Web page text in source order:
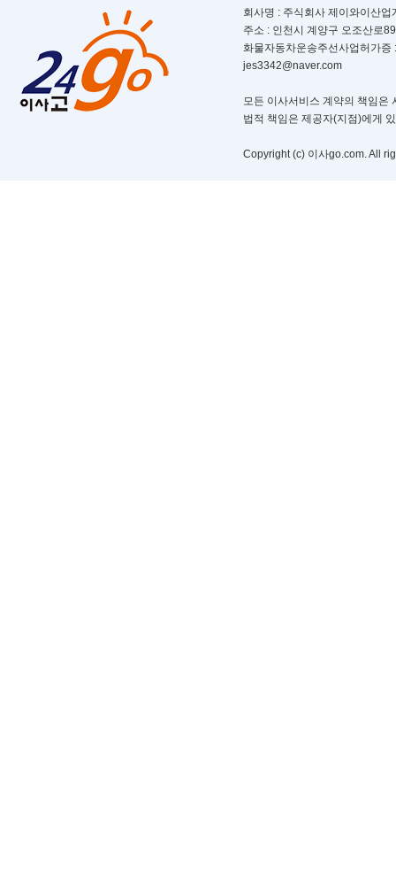
회사명 : 주식회사 제이와이산
주소 : 인천시 계양구 오조산로
화물자동차운송주선사업허가
jes3342@naver.com
모든 이사서비스 계약의 책임은
법적 책임은 제공자(지점)에게
Copyright (c) 이사go.com. All